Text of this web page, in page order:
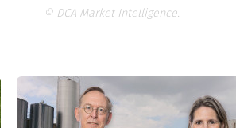
© DCA Market Intelligence.